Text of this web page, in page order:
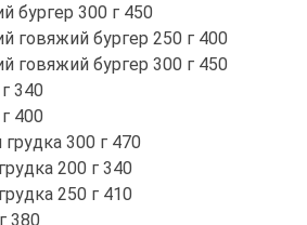
бургер 300 г 450
говяжий бургер 250 г 400
говяжий бургер 300 г 450
340
400
300 г 470
200 г 340
250 г 410
380